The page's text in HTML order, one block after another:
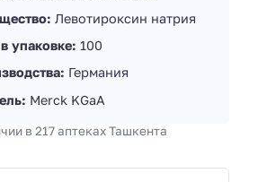
Левотироксин натрия
упаковке: 100
Германия
Merck KGaA
в 217 аптеках Ташкента